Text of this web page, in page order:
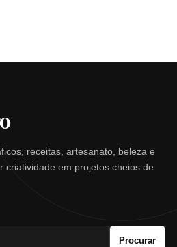
receitas, artesanato, beleza e
criatividade em projetos cheios de
Procurar